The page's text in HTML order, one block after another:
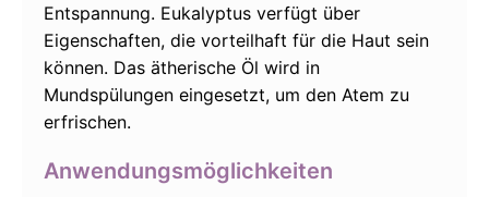
Entspannung. Eukalyptus verfügt über
Eigenschaften, die vorteilhaft für die Haut sein
können. Das ätherische Öl wird in
Mundspülungen eingesetzt, um den Atem zu
erfrischen.
Anwendungsmöglichkeiten